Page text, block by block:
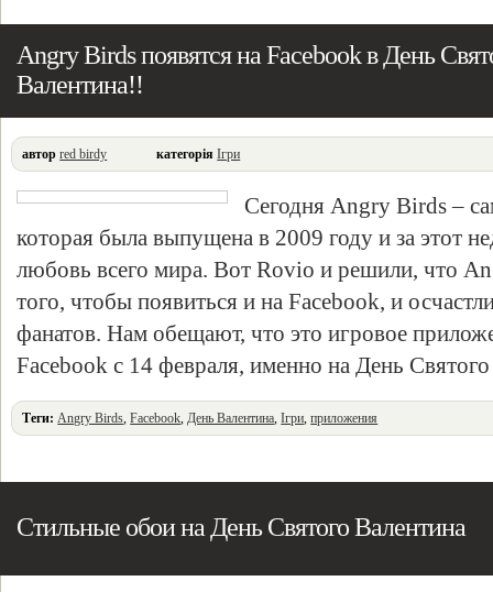
Angry Birds появятся на Facebook в День
Валентина!!
автор red birdy категорія Ігри
Сегодня Angry Birds –
которая была выпущена в 2009 году и за этот
любовь всего мира. Вот Rovio и решили, что
того, чтобы появиться и на Facebook, и
фанатов. Нам обещают, что это игровое
Facebook с 14 февраля, именно на День
Теги: Angry Birds,Facebook,День Валентина,Ігри,приложения
Стильные обои на День Святого Валентина